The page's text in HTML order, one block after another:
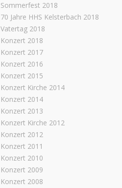
Sommerfest 2018
70 Jahre HHS Kelsterbach 2018
Vatertag 2018
Konzert 2018
Konzert 2017
Konzert 2016
Konzert 2015
Konzert Kirche 2014
Konzert 2014
Konzert 2013
Konzert Kirche 2012
Konzert 2012
Konzert 2011
Konzert 2010
Konzert 2009
Konzert 2008